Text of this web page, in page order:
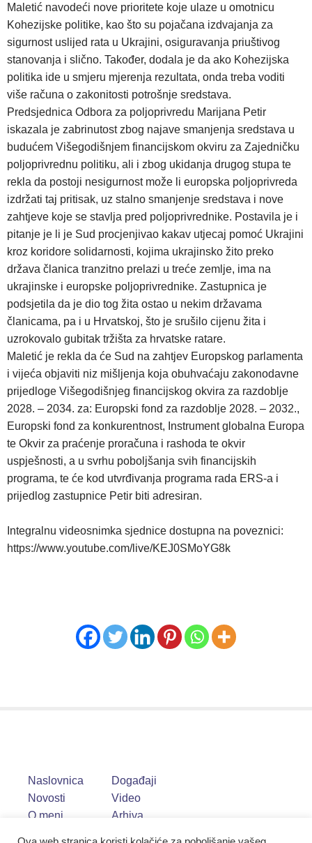
Maletić navodeći nove prioritete koje ulaze u omotnicu
Kohezijske politike, kao što su pojačana izdvajanja za
sigurnost uslijed rata u Ukrajini, osiguravanja priuštivog
stanovanja i slično. Također, dodala je da ako Kohezijska
politika ide u smjeru mjerenja rezultata, onda treba voditi
više računa o zakonitosti potrošnje sredstava.
Predsjednica Odbora za poljoprivredu Marijana Petir
iskazala je zabrinutost zbog najave smanjenja sredstava u
budućem Višegodišnjem financijskom okviru za Zajedničku
poljoprivrednu politiku, ali i zbog ukidanja drugog stupa te
rekla da postoji nesigurnost može li europska poljoprivreda
izdržati taj pritisak, uz stalno smanjenje sredstava i nove
zahtjeve koje se stavlja pred poljoprivrednike. Postavila je i
pitanje je li je Sud procjenjivao kakav utjecaj pomoć Ukrajini
kroz koridore solidarnosti, kojima ukrajinsko žito preko
država članica tranzitno prelazi u treće zemlje, ima na
ukrajinske i europske poljoprivrednike. Zastupnica je
podsjetila da je dio tog žita ostao u nekim državama
članicama, pa i u Hrvatskoj, što je srušilo cijenu žita i
uzrokovalo gubitak tržišta za hrvatske ratare.
Maletić je rekla da će Sud na zahtjev Europskog parlamenta
i vijeća objaviti niz mišljenja koja obuhvaćaju zakonodavne
prijedloge Višegodišnjeg financijskog okvira za razdoblje
2028. – 2034. za: Europski fond za razdoblje 2028. – 2032.,
Europski fond za konkurentnost, Instrument globalna Europa
te Okvir za praćenje proračuna i rashoda te okvir
uspješnosti, a u svrhu poboljšanja svih financijskih
programa, te će kod utvrđivanja programa rada ERS-a i
prijedlog zastupnice Petir biti adresiran.
Integralnu videosnimka sjednice dostupna na poveznici:
https://www.youtube.com/live/KEJ0SMoYG8k
Naslovnica
Novosti
O meni
Događaji
Video
Arhiva